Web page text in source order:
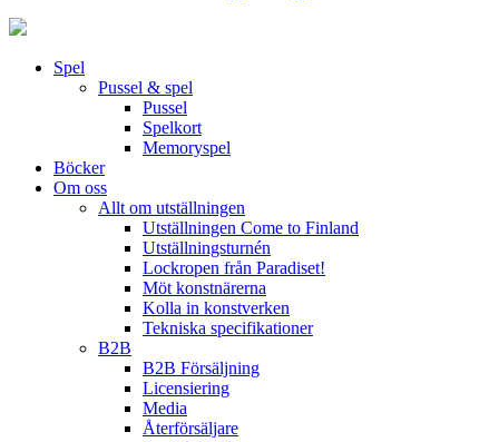
Spel
Pussel & spel
Pussel
Spelkort
Memoryspel
Böcker
Om oss
Allt om utställningen
Utställningen Come to Finland
Utställningsturnén
Lockropen från Paradiset!
Möt konstnärerna
Kolla in konstverken
Tekniska specifikationer
B2B
B2B Försäljning
Licensiering
Media
Återförsäljare